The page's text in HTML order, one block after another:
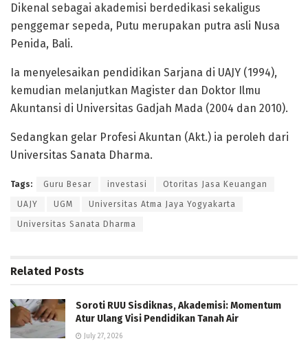
Dikenal sebagai akademisi berdedikasi sekaligus
penggemar sepeda, Putu merupakan putra asli Nusa
Penida, Bali.
Ia menyelesaikan pendidikan Sarjana di UAJY (1994),
kemudian melanjutkan Magister dan Doktor Ilmu
Akuntansi di Universitas Gadjah Mada (2004 dan 2010).
Sedangkan gelar Profesi Akuntan (Akt.) ia peroleh dari
Universitas Sanata Dharma.
Tags: Guru Besar investasi Otoritas Jasa Keuangan
UAJY UGM Universitas Atma Jaya Yogyakarta
Universitas Sanata Dharma
Related Posts
Soroti RUU Sisdiknas, Akademisi: Momentum
Atur Ulang Visi Pendidikan Tanah Air
July 27, 2026